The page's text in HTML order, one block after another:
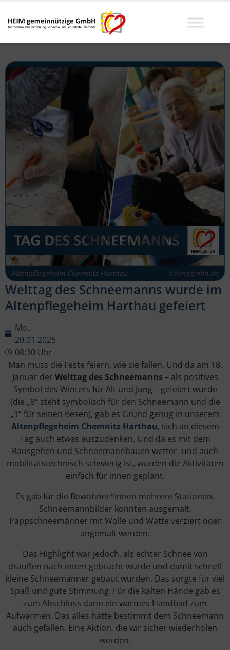
Welttag des Schneemanns wurde im
Altenpflegeheim Harthau gefeiert
Mo.,
20.01.2025
08:30 Uhr
Man muss die Feste feiern, wie sie fallen. Und da am 18.
Januar der Welttag des Schneemanns – als positives
Symbol des Winters für Alt und Jung – gefeiert wurde
(die „8“ steht symbolisch für den Schneemann und die
„1“ für seinen Besen), gab es Grund genug in unserem
Altenpflegeheim Chemnitz Harthau, sich an diesem
Tag auch etwas auszudenken. Und da es mit dem
Rausgehen und Schneemannbauen wetter- und auch
mobilitätstechnisch schwierig ist, wurden die Aktivitäten
einfach für innen geplant.
Es gab für die Bewohner*innen mehrere Stationen.
Schneemannbilder konnten ausgemalt,
Pappschneemänner mit Wolle und Watte verziert oder
angemalt werden.
Das Highlight war jedoch, als echter Schnee von
draußen nach innen gebracht wurde und damit schnell
kleine Schneemänner gebaut wurden. Das sorgte für viel
Spaß und gute Stimmung. Für die kalten Hände gab es
zum Abschluss dann ein warmes Handbad zum
Aufwärmen. Das alles hätte bestimmt dem Schneemann
auch gefallen. Eine Aktion, die wir sicher wiederholen
werden.